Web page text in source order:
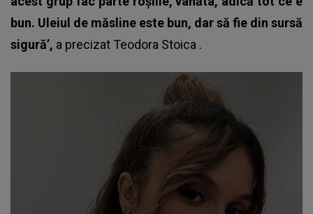
bun. Uleiul de măsline este bun, dar să fie din sursă
sigură’, a precizat Teodora Stoica .